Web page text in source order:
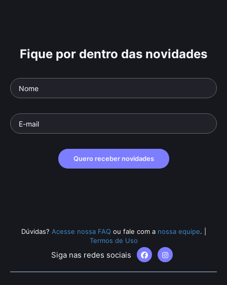
Fique por dentro das novidades
Quero receber novidades
Dúvidas? Acesse nossa FAQ ou fale com a nossa equipe.
Termos de Uso
Siga nas redes sociais